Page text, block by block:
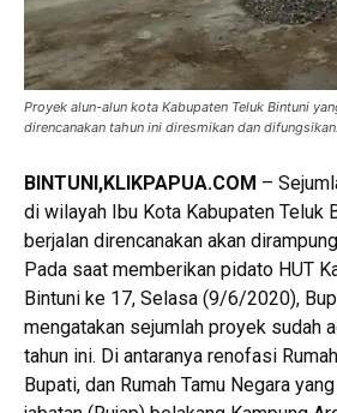
Proyek alun-alun kota Kabupaten Teluk Bintuni
direncanakan tahun ini diresmikan dan
BINTUNI,KLIKPAPUA.COM –
di wilayah Ibu Kota Kabupaten Teluk
berjalan direncanakan akan
Pada saat memberikan pidato HUT
Bintuni ke 17, Selasa (9/6/2020),
mengatakan sejumlah proyek sudah
tahun ini. Di antaranya renofasi
Bupati, dan Rumah Tamu Negara